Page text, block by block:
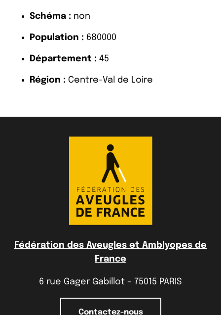
Schéma : non
Population : 680000
Département : 45
Région : Centre-Val de Loire
Fédération des Aveugles et Amblyopes de
France
6 rue Gager Gabillot - 75015 PARIS
Contactez-nous